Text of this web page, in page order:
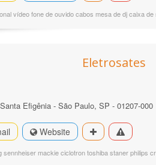
vídeo fone de ouvido cabos mesa de dj caixa
Eletrosates
Efigênia - São Paulo, SP - 01207-000
Website
mackie ciclotron toshiba staner philips